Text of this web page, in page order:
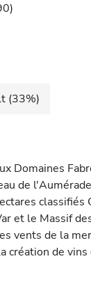
(33%)
Domaines
de
classifiés
et le Massif
vents de la
création de